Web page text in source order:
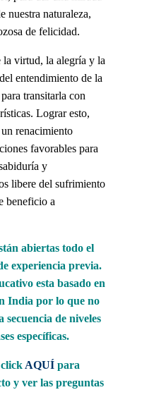
nuestra naturaleza,
de felicidad.
virtud, la alegría y la
entendimiento de la
transitarla con
Lograr esto,
renacimiento
favorables para
y
libere del sufrimiento
beneficio a
abiertas todo el
experiencia previa.
esta basado en
India por lo que no
secuencia de niveles
específicas.
AQUÍ para
y ver las preguntas